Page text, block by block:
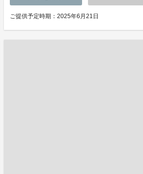
ご提供予定時期：2025年6月21日